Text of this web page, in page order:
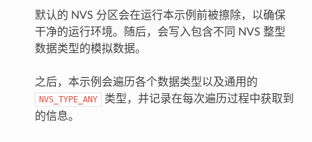
默认的 NVS 分区会在运行本示例前被擦除，以确保
干净的运行环境。随后，会写入包含不同 NVS 整型
数据类型的模拟数据。
之后，本示例会遍历各个数据类型以及通用的
NVS_TYPE_ANY
类型，并记录在每次遍历过程中获取到
的信息。